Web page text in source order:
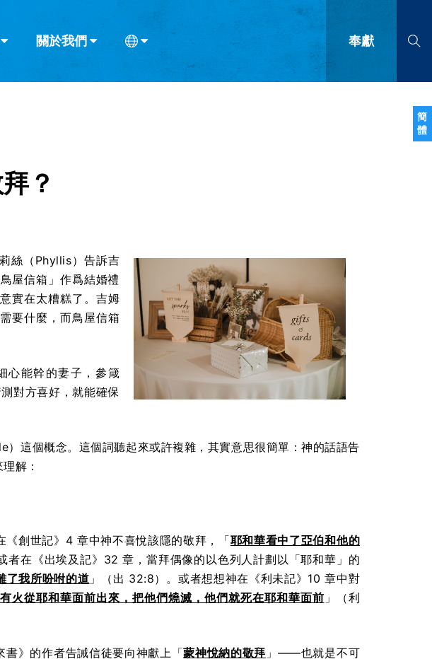
簡
體
關於我們 奉獻
？
絲（Phyllis）告訴吉
屋信箱」作爲結婚禮
實在太糟糕了。吉姆
要什麼，而鳥屋信箱
心能幹的妻子，參箴
對方喜好，就能確保
這個概念。這個詞聽起來或許複雜，其實意思很簡單：神的話語告
解：
創世記》4 章中神不喜悅該隱的敬拜，「耶和華看中了亞伯和他的
者在《出埃及記》32 章，當拜偶像的以色列人計劃以「耶和華」的
了我所吩咐的道 」 （出 32:8） 。或者想想神在《利未記》10 章中對
火從耶和華面前出來，把他們燒滅，他們就死在耶和華面前 」
（利
》的作者告誡信徒要向神獻上「蒙神悅納的敬拜 」——也就是不可